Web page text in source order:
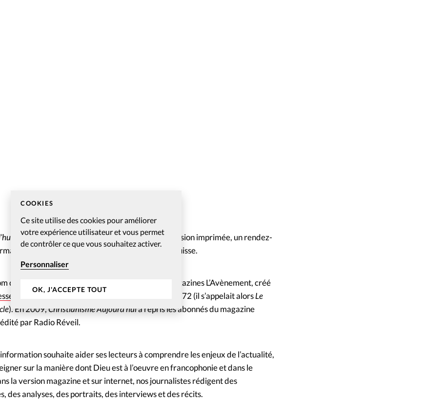
COOKIES
Ce site utilise des cookies pour améliorer
votre expérience utilisateur et vous permet
de contrôler ce que vous souhaitez activer.
Personnaliser
OK, J'ACCEPTE TOUT
se veut un repère dans l’actualité et avec sa version imprimée, un rendez-
protestante évangélique en France et en Suisse.
depuis 2003. Il est le produit de la fusion des magazines L’Avènement, créé
Christianisme au XXIème siècle , créé en 1872 (il s’appelait alorsLe
). En 2009,Christianisme Aujourd’huia repris les abonnés du magazine
édité par Radio Réveil.
souhaite aider ses lecteurs à comprendre les enjeux de l’actualité,
sur la manière dont Dieu est à l’oeuvre en francophonie et dans le
la version magazine et sur internet, nos journalistes rédigent des
des analyses, des portraits, des interviews et des récits.